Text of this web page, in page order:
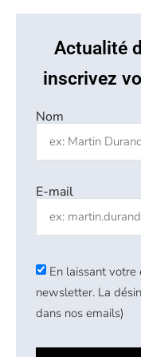
Actualité
inscrivez
Nom
E-mail
En laissant votre
newsletter. La
dans nos emails)